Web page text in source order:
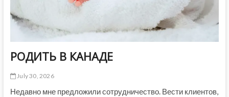
РОДИТЬ В КАНАДЕ
July 30, 2026
Недавно мне предложили сотрудничество. Вести клиентов,